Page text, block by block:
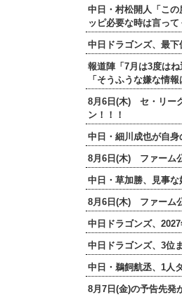
中日・村松開人「こ
ッピ必要な時は言って
中日ドラゴンズ、最下
報道陣「7月は3度は
「そうふうな嫌な情
8月6日(木) セ・リー
ン！！！
中日・細川成也が自
8月6日(木) ファーム
中日・草加勝、見事な
8月6日(木) ファーム
中日ドラゴンズ、
中日ドラゴンズ、3位
中日・鵜飼航丞、1人
8月7日(金)の予告先発